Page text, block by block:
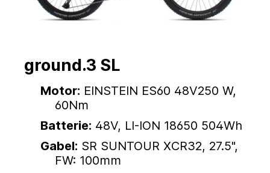
ground.3 SL
Motor: EINSTEIN ES60 48V250 W,
60Nm
Batterie: 48V, LI-ION 18650 504Wh
Gabel: SR SUNTOUR XCR32, 27.5",
FW: 100mm